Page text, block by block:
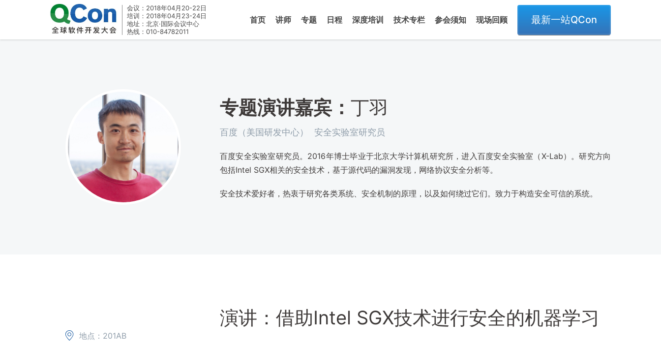
会议：2018年04月20-22日
培训：2018年04月23-24日
地址：北京·国际会议中心
热线：010-84782011
首页 讲师 专题 日程 深度培训 技术专栏 参会须知 现场回顾 最新一站QCon
专题演讲嘉宾： 丁羽
百度（美国研发中心） 安全实验室研究员
百度安全实验室研究员。2016年博士毕业于北京大学计算机研究所，进入百度安全实验室（X-Lab）。研究方向
包括Intel SGX相关的安全技术，基于源代码的漏洞发现，网络协议安全分析等。
安全技术爱好者，热衷于研究各类系统、安全机制的原理，以及如何绕过它们。致力于构造安全可信的系统。
地点：201AB
演讲：借助Intel SGX技术进行安全的机器学习